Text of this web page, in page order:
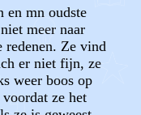
en mn oudste
meer naar
redenen. Ze vind
er niet fijn, ze
weer boos op
ze het